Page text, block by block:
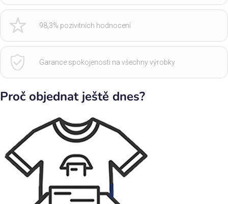
98,3% pozivitních hodnocení
Garance spokojenosti na všechny výrobky
Proč objednat ještě dnes?